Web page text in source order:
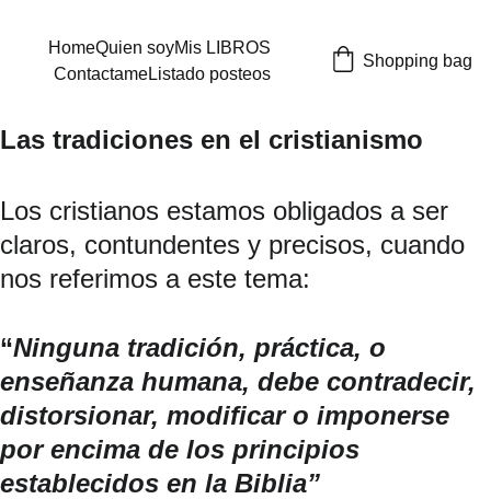
HomeQuien soyMis LIBROS
ContactameListado posteos
Shopping bag
Las tradiciones en el cristianismo
Los cristianos estamos obligados a ser
claros, contundentes y precisos, cuando
nos referimos a este tema:
“Ninguna tradición, práctica, o
enseñanza humana, debe contradecir,
distorsionar, modificar o imponerse
por encima de los principios
establecidos en la Biblia”